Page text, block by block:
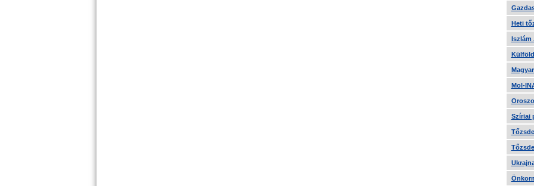
Heti
Iszlám
Mol-
Szíriai